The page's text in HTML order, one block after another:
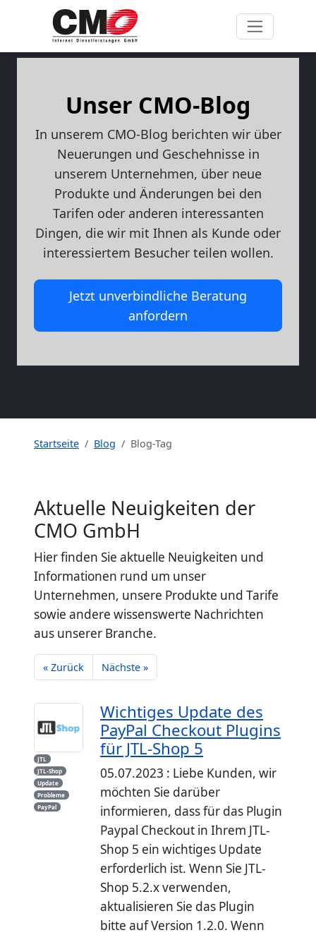
Unser CMO-Blog
In unserem CMO-Blog berichten wir über
Neuerungen und Geschehnisse in
unserem Unternehmen, über neue
Produkte und Änderungen bei den
Tarifen oder anderen interessanten
Dingen, die wir mit Ihnen als Kunde oder
interessiertem Besucher teilen wollen.
Jetzt unverbindliche Beratung
anfordern
Startseite Blog Blog-Tag
Aktuelle Neuigkeiten der
CMO GmbH
Hier finden Sie aktuelle Neuigkeiten und
Informationen rund um unser
Unternehmen, unsere Produkte und Tarife
sowie andere wissenswerte Nachrichten
aus unserer Branche.
« Zurück Nächste »
JTL
JTL-Shop
Update
Probleme
PayPal
Wichtiges Update des
PayPal Checkout Plugins
für JTL-Shop 5
05.07.2023 : Liebe Kunden, wir
möchten Sie darüber
informieren, dass für das Plugin
Paypal Checkout in Ihrem JTL-
Shop 5 ein wichtiges Update
erforderlich ist. Wenn Sie JTL-
Shop 5.2.x verwenden,
aktualisieren Sie das Plugin
bitte auf Version 1.2.0. Wenn